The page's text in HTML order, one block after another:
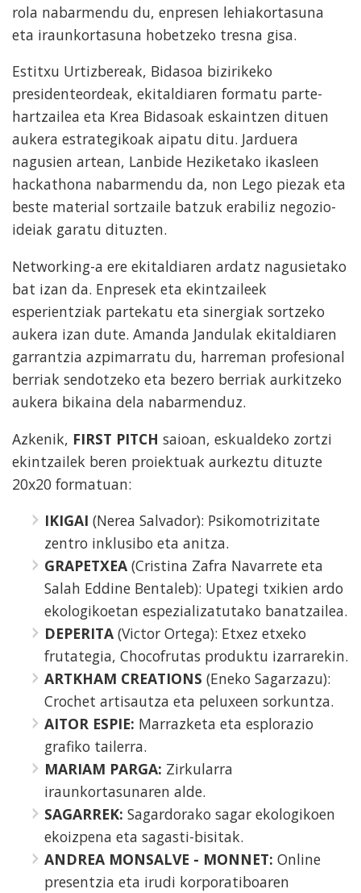
rola nabarmendu du, enpresen lehiakortasuna
eta iraunkortasuna hobetzeko tresna gisa.
Estitxu Urtizbereak, Bidasoa bizirikeko
presidenteordeak, ekitaldiaren formatu parte-
hartzailea eta Krea Bidasoak eskaintzen dituen
aukera estrategikoak aipatu ditu. Jarduera
nagusien artean, Lanbide Heziketako ikasleen
hackathona nabarmendu da, non Lego piezak eta
beste material sortzaile batzuk erabiliz negozio-
ideiak garatu dituzten.
Networking-a ere ekitaldiaren ardatz nagusietako
bat izan da. Enpresek eta ekintzaileek
esperientziak partekatu eta sinergiak sortzeko
aukera izan dute. Amanda Jandulak ekitaldiaren
garrantzia azpimarratu du, harreman profesional
berriak sendotzeko eta bezero berriak aurkitzeko
aukera bikaina dela nabarmenduz.
Azkenik, FIRST PITCH saioan, eskualdeko zortzi
ekintzailek beren proiektuak aurkeztu dituzte
20x20 formatuan:
IKIGAI (Nerea Salvador): Psikomotrizitate
zentro inklusibo eta anitza.
GRAPETXEA (Cristina Zafra Navarrete eta
Salah Eddine Bentaleb): Upategi txikien ardo
ekologikoetan espezializatutako banatzailea.
DEPERITA (Victor Ortega): Etxez etxeko
frutategia, Chocofrutas produktu izarrarekin.
ARTKHAM CREATIONS (Eneko Sagarzazu):
Crochet artisautza eta peluxeen sorkuntza.
AITOR ESPIE: Marrazketa eta esplorazio
grafiko tailerra.
MARIAM PARGA: Zirkularra
iraunkortasunaren alde.
SAGARREK: Sagardorako sagar ekologikoen
ekoizpena eta sagasti-bisitak.
ANDREA MONSALVE - MONNET: Online
presentzia eta irudi korporatiboaren